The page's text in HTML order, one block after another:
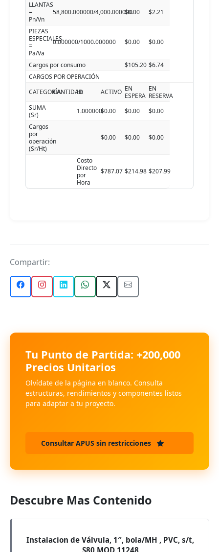
LLANTAS
=
Pn/Vn
58,800.000000/4,000.000000$0.00 $2.21
PIEZAS
ESPECIALES
=
Pa/Va
0.000000/1000.000000 $0.00 $0.00
Cargos por consumo $105.20 $6.74
CARGOS POR OPERACIÓN
CATEGORÍACANTIDAD
Ht ACTIVO EN
ESPERA
EN
RESERVA
SUMA
(Sr)
1.000000$0.00 $0.00
$0.00
Cargos
por
operación
(Sr/Ht)
$0.00 $0.00 $0.00
Costo
Directo
por
Hora
$787.07 $214.98 $207.99
Compartir:
Tu Punto de Partida: +200,000
Precios Unitarios
Olvídate de la página en blanco. Consulta
estructuras, rendimientos y componentes listos
para adaptar a tu proyecto.
Consultar APUS sin restricciones
Descubre Mas Contenido
Instalacion de Válvula, 1″, bola/MH , PVC, s/t,
S80 MOD 11248